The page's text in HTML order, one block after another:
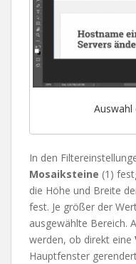
Auswahl
In den
Mosaiksteine (1)
die Höhe und Breite
fest. Je größer der
ausgewählte Bereich.
werden, ob direkt eine
Hauptfenster